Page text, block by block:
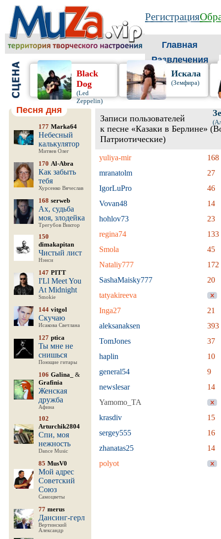
Регистрация
Главная
Развлечения
Black
Dog
(Led
Zeppelin)
Искала
(Земфира)
Песня дня
177 Marka64
Небесный
калькулятор
Митяев Олег
170 Al-Abra
Как забыть
тебя
Хурсенко Вячеслав
168 serweb
Ах, судьба
моя, злодейка
Трегубов Виктор
150
dimakapitan
Чистый лист
Нэнси
147 PITT
I'Ll Meet You
At Midnight
Smokie
144 vitgol
Скучаю
Исакова Светлана
127 ptica
Ты мне не
снишься
Поющие гитары
106 Galina_
&
Grafinia
Женская
дружба
Афина
102
Arturchik2804
Спи, моя
нежность
Dance Music
85 MusV0
Мой адрес
Советский
Союз
Самоцветы
77 merus
Дансинг-герл
Вертинский
Александр
Записи пользователей
к песне «Казаки в Берлине»
Патриотические)
yuliya-mir
168
mranatolm
27
IgorLuPro
46
Vovan48
14
hohlov73
23
regina74
133
Smola
45
Nataliy777
172
SashaMaisky777
20
tatyakireeva
Inga27
21
aleksanaksen
393
TomJones
37
haplin
10
general54
9
newslesar
14
Yamomo_TA
krasdiv
15
sergey555
16
zhanatas25
14
polyot